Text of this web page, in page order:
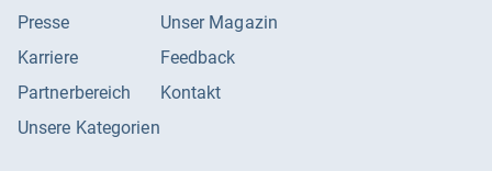
Presse
Karriere
Partnerbereich
Unsere Kategorien
Unser Magazin
Feedback
Kontakt